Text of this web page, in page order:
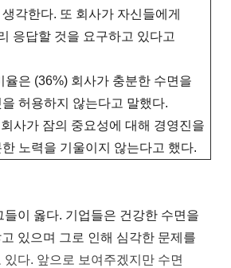
각한다. 또 회사가 자신들에게
응답할 것을 요구하고 있다고
율은 (36%) 회사가 충분한 수면을
허용하지 않는다고 말했다.
사가 잠의 중요성에 대해 경영진을
노력을 기울이지 않는다고 했다.
들이 옳다. 기업들은 건강한 수면을
있으며 그로 인해 심각한 문제를
다. 앞으로 보여주겠지만 수면